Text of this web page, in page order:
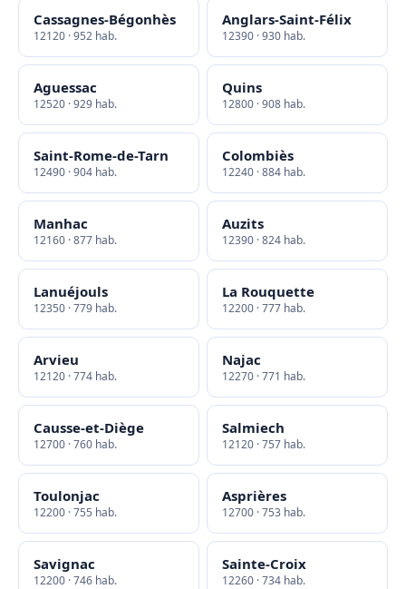
Cassagnes-Bégonhès
12120 · 952 hab.
Anglars-Saint-Félix
12390 · 930 hab.
Aguessac
12520 · 929 hab.
Quins
12800 · 908 hab.
Saint-Rome-de-Tarn
12490 · 904 hab.
Colombiès
12240 · 884 hab.
Manhac
12160 · 877 hab.
Auzits
12390 · 824 hab.
Lanuéjouls
12350 · 779 hab.
La Rouquette
12200 · 777 hab.
Arvieu
12120 · 774 hab.
Najac
12270 · 771 hab.
Causse-et-Diège
12700 · 760 hab.
Salmiech
12120 · 757 hab.
Toulonjac
12200 · 755 hab.
Asprières
12700 · 753 hab.
Savignac
12200 · 746 hab.
Sainte-Croix
12260 · 734 hab.